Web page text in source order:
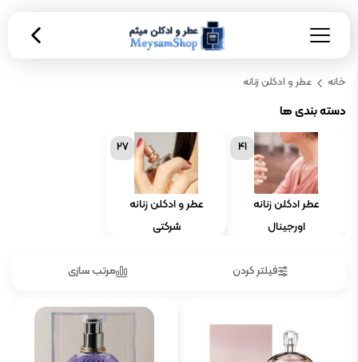
خانه عطر و ادکلن زنانه
دسته بندی ها
41
عطر ادکلن زنانه
اورجینال
27
عطر و ادکلن زنانه
شرکتی
فیلتر کردن مرتب سازی